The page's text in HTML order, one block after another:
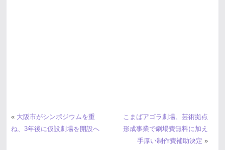
« 大阪市がシンポジウムを重
ね、3年後に仮設劇場を開設へ
こまばアゴラ劇場、芸術拠点
形成事業で劇場費無料に加え
手厚い制作費補助決定 »